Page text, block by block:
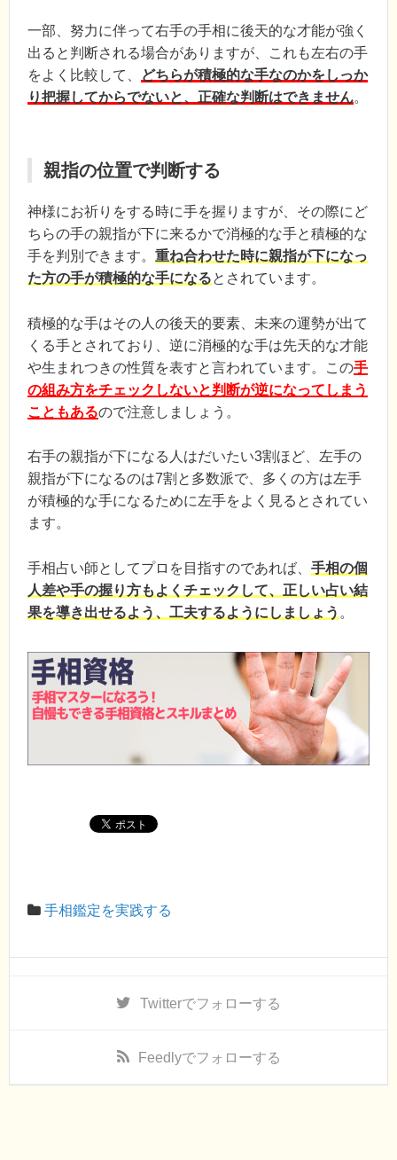
一部、努力に伴って右手の手相に後天的な才能が強く
出ると判断される場合がありますが、これも左右の手
をよく比較して、
どちらが積極的な手なのかをしっか
り把握してからでないと、正確な判断はできません。
親指の位置で判断する
神様にお祈りをする時に手を握りますが、その際にど
ちらの手の親指が下に来るかで消極的な手と積極的な
手を判別できます。 重ね合わせた時に親指が下になっ
た方の手が積極的な手になるとされています。
積極的な手はその人の後天的要素、未来の運勢が出て
くる手とされており、逆に消極的な手は先天的な才能
や生まれつきの性質を表すと言われています。この手
の組み方をチェックしないと判断が逆になってしまう
こともあるので注意しましょう。
右手の親指が下になる人はだいたい3割ほど、左手の
親指が下になるのは7割と多数派で、多くの方は左手
が積極的な手になるために左手をよく見るとされてい
ます。
手相占い師としてプロを目指すのであれば、 手相の個
人差や手の握り方もよくチェックして、正しい占い結
果を導き出せるよう、工夫するようにしましょう 。
手相鑑定を実践する
Twitterでフォローする
Feedlyでフォローする